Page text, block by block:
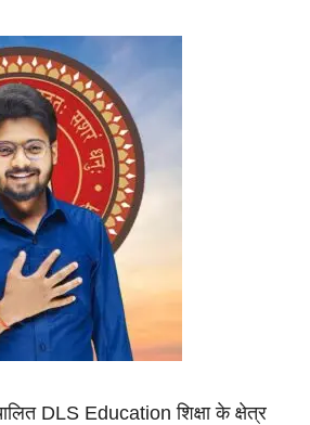
DLS Education शिक्षा के क्षेत्र